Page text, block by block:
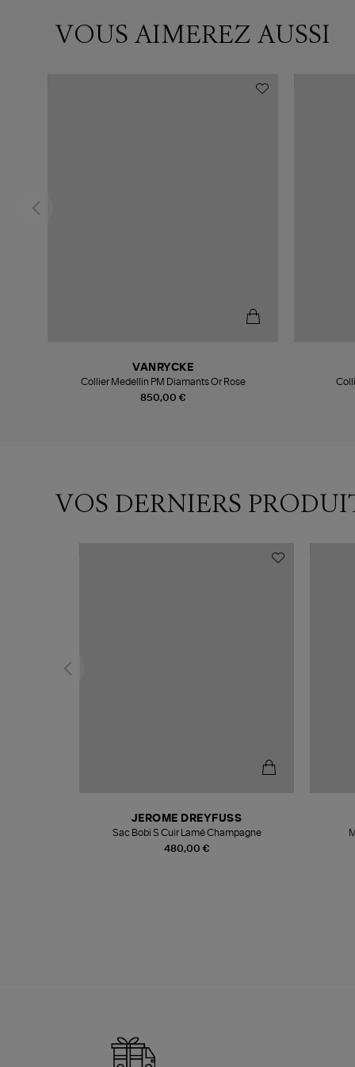
VOUS AIMEREZ AUSSI
850,00 €
VANRYCKE
Collier Medellin PM Diamants Or Rose
VOS DERNIERS
480,00 €
JEROME DREYFUSS
Sac Bobi S Cuir Lamé Champagne